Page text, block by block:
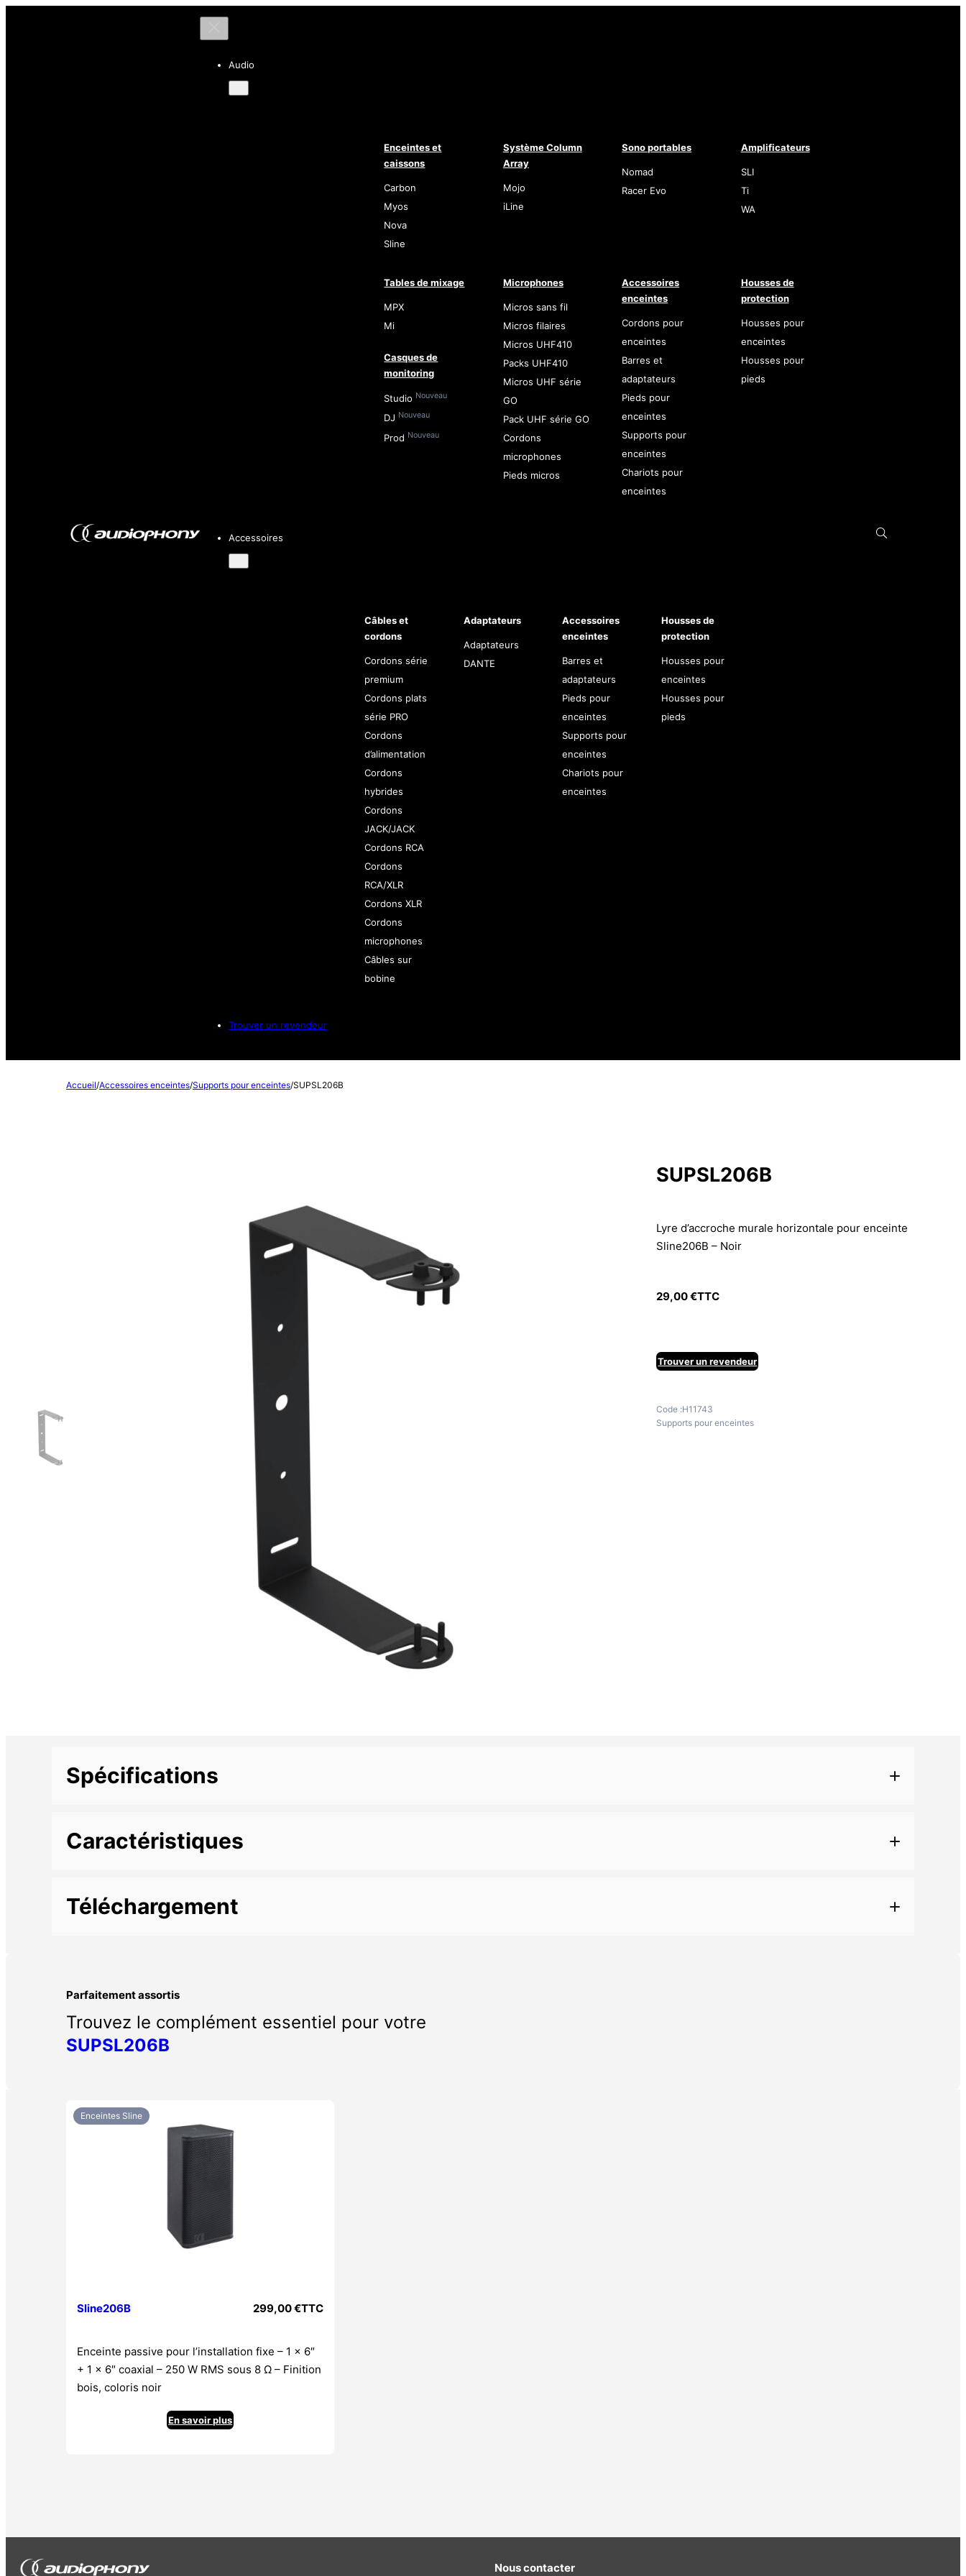
Audio
Enceintes et
caissons
Carbon
Myos
Nova
Sline
Système Column
Array
Mojo
iLine
Sono portables
Nomad
Racer Evo
Amplificateurs
SLI
Ti
WA
Tables de mixage
MPX
Mi
Casques de
monitoring
Studio Nouveau
DJ Nouveau
Prod Nouveau
Microphones
Micros sans fil
Micros filaires
Micros UHF410
Packs UHF410
Micros UHF série
GO
Pack UHF série GO
Cordons
microphones
Pieds micros
Accessoires
enceintes
Cordons pour
enceintes
Barres et
adaptateurs
Pieds pour
enceintes
Supports pour
enceintes
Chariots pour
enceintes
Housses de
protection
Housses pour
enceintes
Housses pour
pieds
Accessoires
Câbles et
cordons
Cordons série
premium
Cordons plats
série PRO
Cordons
d’alimentation
Cordons
hybrides
Cordons
JACK/JACK
Cordons RCA
Cordons
RCA/XLR
Cordons XLR
Cordons
microphones
Câbles sur
bobine
Adaptateurs
Adaptateurs
DANTE
Accessoires
enceintes
Barres et
adaptateurs
Pieds pour
enceintes
Supports pour
enceintes
Chariots pour
enceintes
Housses de
protection
Housses pour
enceintes
Housses pour
pieds
Trouver un revendeur
Accueil/Accessoires enceintes/Supports pour enceintes/SUPSL206B
SUPSL206B
Lyre d’accroche murale horizontale pour enceinte
Sline206B – Noir
29,00€TTC
Trouver un revendeur
Code :H11743
Supports pour enceintes
Spécifications
Caractéristiques
Téléchargement
Parfaitement assortis
Trouvez le complément essentiel pour votre
SUPSL206B
Enceintes Sline
Sline206B 299,00€TTC
Enceinte passive pour l’installation fixe – 1 x 6″
+ 1 x 6″ coaxial – 250 W RMS sous 8 Ω – Finition
bois, coloris noir
En savoir plus
Nous contacter